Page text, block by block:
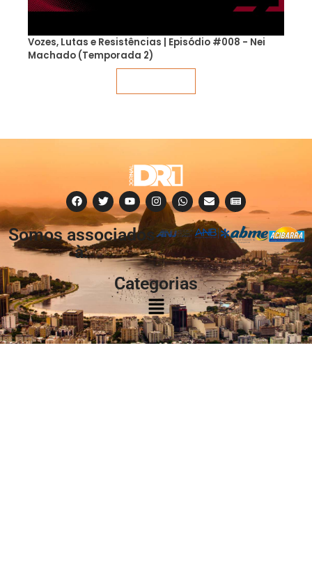
Vozes, Lutas e Resistências | Episódio #008 - Nei
Machado (Temporada 2)
Somos associados
à:
Categorias